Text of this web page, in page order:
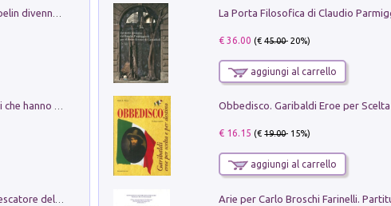
Con questa faccia qui. Le canzoni che hanno fatto la storia di Ligabue
Klose dell'altro mondo. Miro il pescatore del goal
€ 36.00 (€45.00- 20%)
aggiungi al carrello
€ 16.15 (€19.00- 15%)
aggiungi al carrello